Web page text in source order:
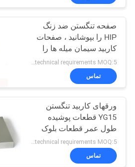
دکمه های کاربید
تنگستن
62
39
صفحه تنگستن ضد زنگ
HIP را بپوشانید ، صفحات
کاربید سیمان میله ها را
مسدود می کند
As per technical requirements MOQ:5 کیلوگرم
تماس
ورقهای کاربید تنگستن
YG15 قطعات پوشیده
طول عمر قطعات بلوک
مربع میله ها
As per technical requirements MOQ:5 کیلوگرم
تماس